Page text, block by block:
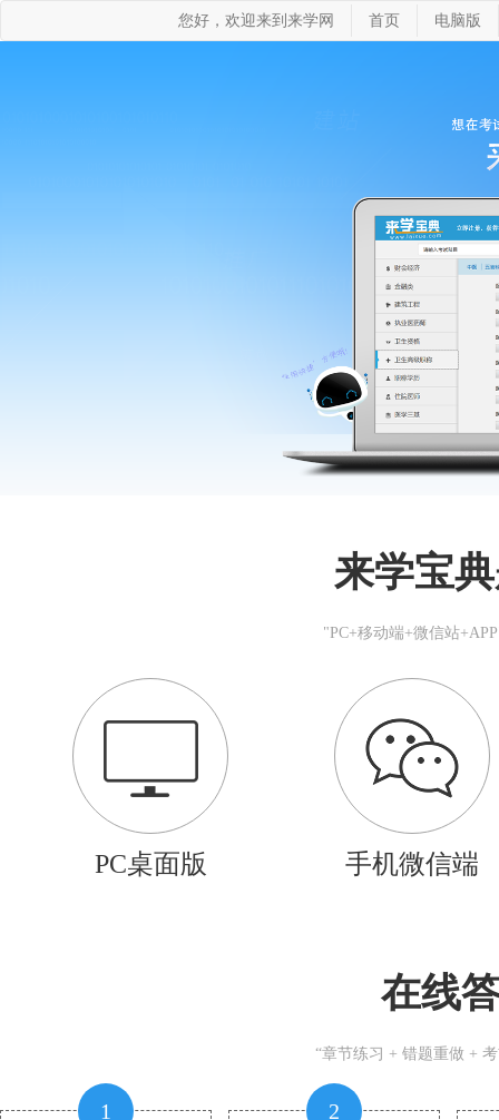
您好，欢迎来到来学网 首页 电脑版
来学宝
"PC+移动端+微信站
PC桌面版 手机微信端
在线
“章节练习 + 错题重做 +
1 2